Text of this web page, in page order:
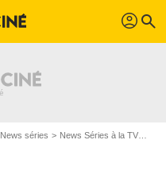
profil search
News séries News Séries à la TV